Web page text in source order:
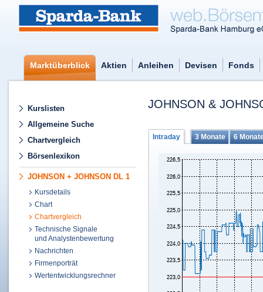
Marktüberblick Aktien Anleihen Devisen Fonds
Kurslisten
Allgemeine Suche
Chartvergleich
Börsenlexikon
JOHNSON + JOHNSON DL 1
Kursdetails
Chart
Chartvergleich
Technische Signale
und Analystenbewertung
Nachrichten
Firmenporträt
Wertentwicklungsrechner
JOHNSON &
Intraday 3 Monate 6